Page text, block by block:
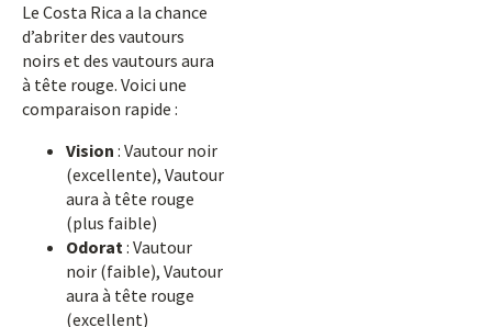
Le Costa Rica a la chance
d’abriter des vautours
noirs et des vautours aura
à tête rouge. Voici une
comparaison rapide :
Vision : Vautour noir
(excellente), Vautour
aura à tête rouge
(plus faible)
Odorat: Vautour
noir (faible), Vautour
aura à tête rouge
(excellent)